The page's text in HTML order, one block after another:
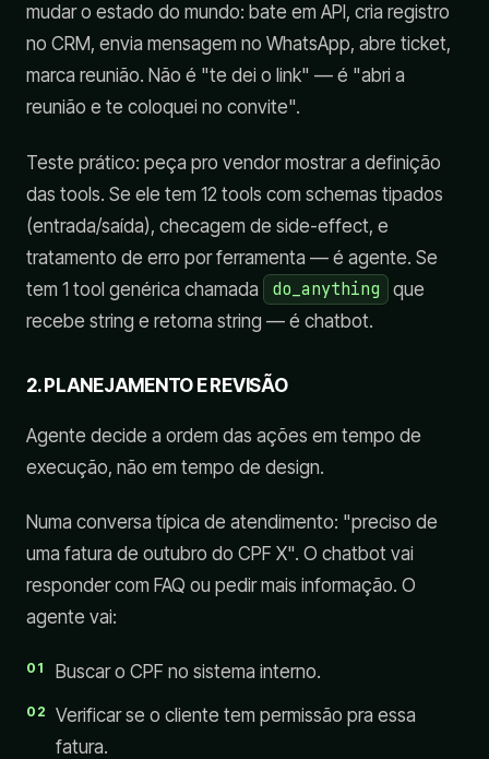
mudar o estado do mundo: bate em API, cria registro
no CRM, envia mensagem no WhatsApp, abre ticket,
marca reunião. Não é "te dei o link" — é "abri a
reunião e te coloquei no convite".
Teste prático: peça pro vendor mostrar a definição
das tools. Se ele tem 12 tools com schemas tipados
(entrada/saída), checagem de side-effect, e
tratamento de erro por ferramenta — é agente. Se
tem 1 tool genérica chamada
do_anything
que
recebe string e retorna string — é chatbot.
2. PLANEJAMENTO E REVISÃO
Agente decide a ordem das ações em tempo de
execução, não em tempo de design.
Numa conversa típica de atendimento: "preciso de
uma fatura de outubro do CPF X". O chatbot vai
responder com FAQ ou pedir mais informação. O
agente vai:
Buscar o CPF no sistema interno.
Verificar se o cliente tem permissão pra essa
fatura.